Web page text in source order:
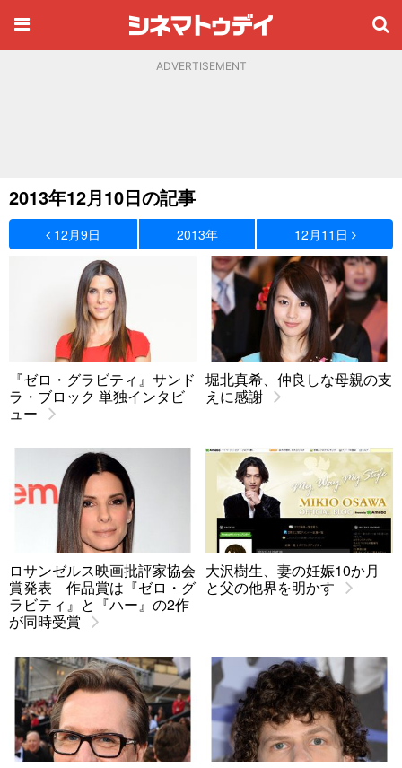
ADVERTISEMENT
2013年12月10日の記事
12月9日 2013年 12月11日
『ゼロ・グラビティ』サンド
ラ・ブロック 単独インタビ
ュー
堀北真希、仲良しな母親の支
えに感謝
ロサンゼルス映画批評家協会
賞発表 作品賞は『ゼロ・グ
ラビティ』と『ハー』の2作
が同時受賞
大沢樹生、妻の妊娠10か月
と父の他界を明かす